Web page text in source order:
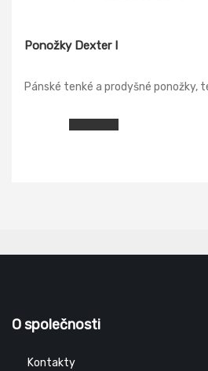
Ponožky Dexter I
Pánské tenké a prodyšné ponožky,
O společnosti
Kontakty